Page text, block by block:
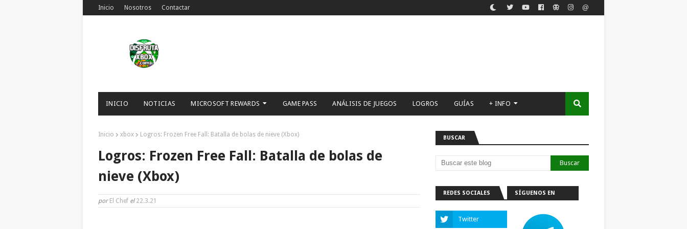
Inicio Nosotros Contactar
INICIO NOTICIAS MICROSOFT REWARDS GAME PASS ANÁLISIS DE JUEGOS LOGROS GUÍAS + INFO
Inicio xbox Logros: Frozen Free Fall: Batalla de bolas de nieve (Xbox)
Logros: Frozen Free Fall: Batalla de bolas de
nieve (Xbox)
por El Chef el22.3.21
BUSCAR
REDES SOCIALES SÍGUENOS EN